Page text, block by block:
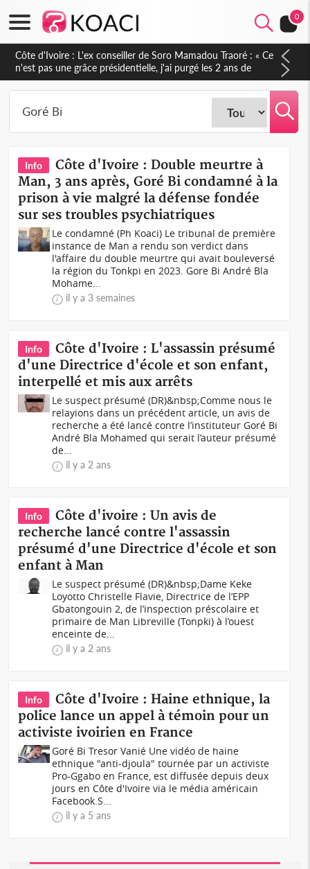
0
Côte d'Ivoire : L'ex conseiller de Soro Mamadou Traoré : « Ce
n'est pas une grâce présidentielle, j'ai purgé les 2 ans de
prison que m'a donné le juge »
Info
Côte d'Ivoire : Double meurtre à
Man, 3 ans après, Goré Bi condamné à la
prison à vie malgré la défense fondée
sur ses troubles psychiatriques
Le condamné (Ph Koaci) Le tribunal de première
instance de Man a rendu son verdict dans
l'affaire du double meurtre qui avait bouleversé
la région du Tonkpi en 2023. Gore Bi André Bla
Mohame...
il y a 3 semaines
Info
Côte d'Ivoire : L'assassin présumé
d'une Directrice d'école et son enfant,
interpellé et mis aux arrêts
Le suspect présumé (DR)&nbsp;Comme nous le
relayions dans un précédent article, un avis de
recherche a été lancé contre l’instituteur Goré Bi
André Bla Mohamed qui serait l’auteur présumé
de...
il y a 2 ans
Info
Côte d'ivoire : Un avis de
recherche lancé contre l'assassin
présumé d'une Directrice d'école et son
enfant à Man
Le suspect présumé (DR)&nbsp;Dame Keke
Loyotto Christelle Flavie, Directrice de l’EPP
Gbatongouin 2, de l’inspection préscolaire et
primaire de Man Libreville (Tonpki) à l’ouest
enceinte de...
il y a 2 ans
Info
Côte d'Ivoire : Haine ethnique, la
police lance un appel à témoin pour un
activiste ivoirien en France
Goré Bi Tresor Vanié Une vidéo de haine
ethnique "anti-djoula" tournée par un activiste
Pro-Ggabo en France, est diffusée depuis deux
jours en Côte d'Ivoire via le média américain
Facebook.S...
il y a 5 ans